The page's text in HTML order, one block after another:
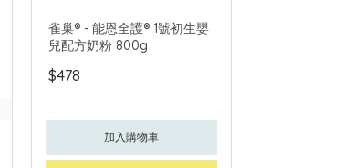
雀巢® - 能恩全護® 1號初生嬰
兒配方奶粉 800g
$478
加入購物車